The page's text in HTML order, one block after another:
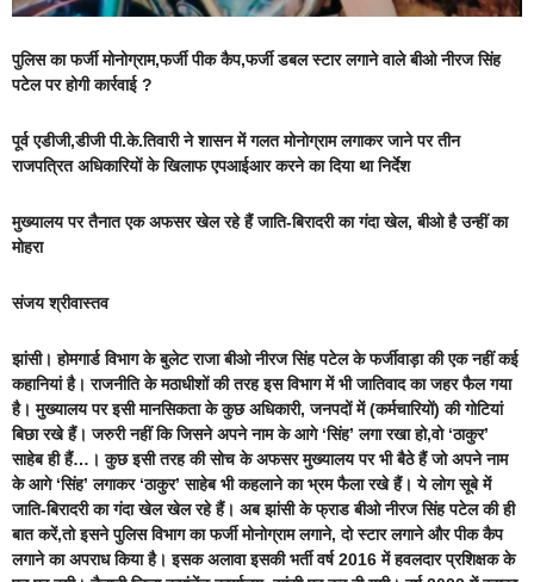
पुलिस का फर्जी मोनोग्राम,फर्जी पीक कैप,फर्जी डबल स्टार लगाने वाले बीओ नीरज सिंह
पटेल पर होगी कार्रवाई ?
पूर्व एडीजी,डीजी पी.के.तिवारी ने शासन में गलत मोनोग्राम लगाकर जाने पर तीन
राजपत्रित अधिकारियों के खिलाफ एपआईआर करने का दिया था निर्देश
मुख्यालय पर तैनात एक अफसर खेल रहे हैं जाति-बिरादरी का गंदा खेल, बीओ है उन्हीं का
मोहरा
संजय श्रीवास्तव
झांसी। होमगार्ड विभाग के बुलेट राजा बीओ नीरज सिंह पटेल के फर्जीवाड़ा की एक नहीं कई
कहानियां है। राजनीति के मठाधीशों की तरह इस विभाग में भी जातिवाद का जहर फैल गया
है। मुख्यालय पर इसी मानसिकता के कुछ अधिकारी, जनपदों में (कर्मचारियों) की गोटियां
बिछा रखे हैं। जरुरी नहीं कि जिसने अपने नाम के आगे ‘सिंह’ लगा रखा हो,वो ‘ठाकुर’
साहेब ही हैं…। कुछ इसी तरह की सोच के अफसर मुख्यालय पर भी बैठे हैं जो अपने नाम
के आगे ‘सिंह’ लगाकर ‘ठाकुर’ साहेब भी कहलाने का भ्रम फैला रखे हैं। ये लोग सूबे में
जाति-बिरादरी का गंदा खेल खेल रहे हैं। अब झांसी के फ्राड बीओ नीरज सिंह पटेल की ही
बात करें,तो इसने पुलिस विभाग का फर्जी मोनोग्राम लगाने, दो स्टार लगाने और पीक कैप
लगाने का अपराध किया है। इसक अलावा इसकी भर्ती वर्ष 2016 में हवलदार प्रशिक्षक के